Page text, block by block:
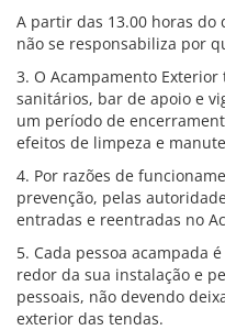
A partir das 13.00 horas do
não se responsabiliza por
3. O Acampamento
sanitários, bar de apoio e
um período de
efeitos de limpeza e
4. Por razões de
prevenção, pelas
entradas e reentradas no
5. Cada pessoa acampada
redor da sua instalação e
pessoais, não devendo
exterior das tendas.